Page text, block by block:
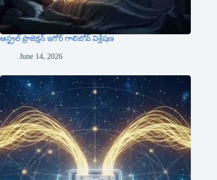
ఆస్ట్రల్ ప్రొజెక్షన్ ఇగోర్ గాలిబోవ్ విశ్లేషణ
June 14, 2026